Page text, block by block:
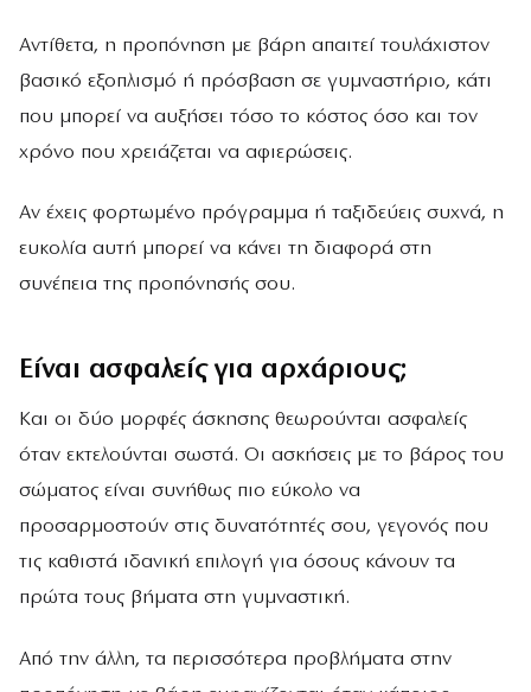
Αντίθετα, η προπόνηση με βάρη απαιτεί τουλάχιστον
βασικό εξοπλισμό ή πρόσβαση σε γυμναστήριο, κάτι
που μπορεί να αυξήσει τόσο το κόστος όσο και τον
χρόνο που χρειάζεται να αφιερώσεις.
Αν έχεις φορτωμένο πρόγραμμα ή ταξιδεύεις συχνά, η
ευκολία αυτή μπορεί να κάνει τη διαφορά στη
συνέπεια της προπόνησής σου.
Είναι ασφαλείς για αρχάριους;
Και οι δύο μορφές άσκησης θεωρούνται ασφαλείς
όταν εκτελούνται σωστά. Οι ασκήσεις με το βάρος του
σώματος είναι συνήθως πιο εύκολο να
προσαρμοστούν στις δυνατότητές σου, γεγονός που
τις καθιστά ιδανική επιλογή για όσους κάνουν τα
πρώτα τους βήματα στη γυμναστική.
Από την άλλη, τα περισσότερα προβλήματα στην